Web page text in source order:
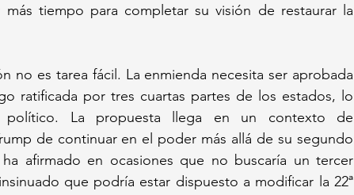
tiempo para completar su visión de restaurar la
no es tarea fácil. La enmienda necesita ser aprobada
ratificada por tres cuartas partes de los estados, lo
político. La propuesta llega en un contexto de
de continuar en el poder más allá de su segundo
afirmado en ocasiones que no buscaría un tercer
que podría estar dispuesto a modificar la 22ª